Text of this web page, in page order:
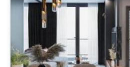
thất. Xem nhà liên hệ: 0832133366